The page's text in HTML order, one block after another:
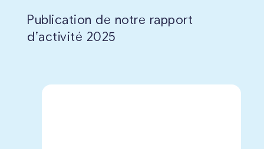
Publication de notre rapport
d’activité 2025